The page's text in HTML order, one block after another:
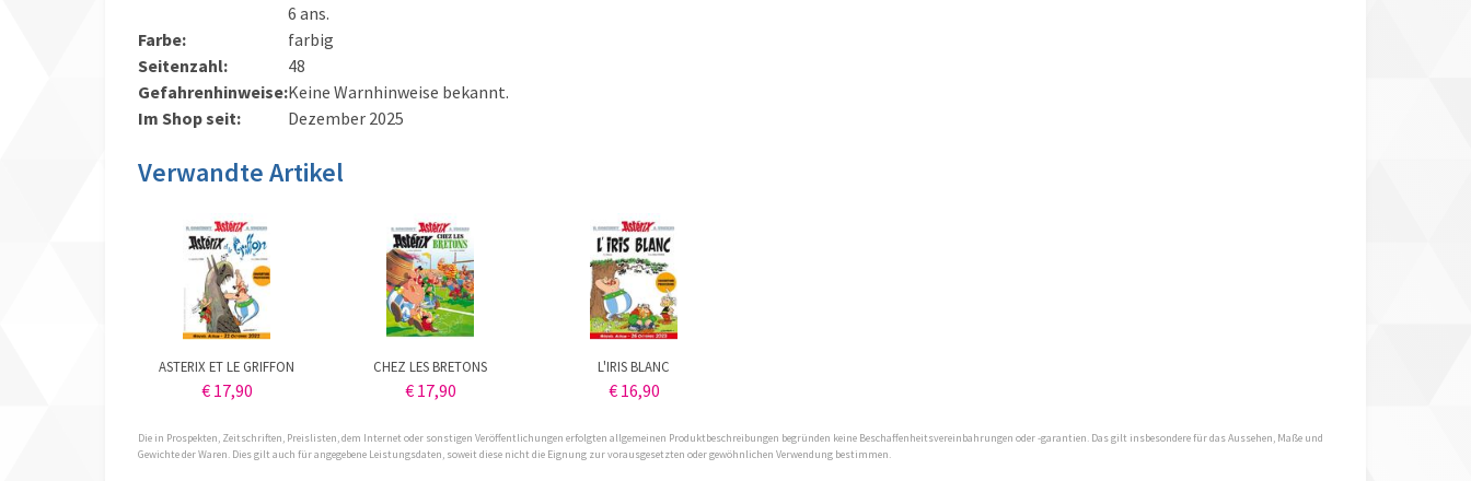
6 ans.
Farbe:
farbig
Seitenzahl:
48
Gefahrenhinweise:Keine Warnhinweise bekannt.
Im Shop seit:
Dezember 2025
Verwandte Artikel
ASTERIX ET LE GRIFFON
€ 17,90
CHEZ LES BRETONS
€ 17,90
L'IRIS BLANC
€ 16,90
Die in Prospekten, Zeitschriften, Preislisten, dem Internet oder sonstigen Veröffentlichungen erfolgten allgemeinen Produktbeschreibungen begründen keine Beschaffenheitsvereinbahrungen oder -garantien. Das gilt insbesondere für das Aussehen, Maße und
Gewichte der Waren. Dies gilt auch für angegebene Leistungsdaten, soweit diese nicht die Eignung zur vorausgesetzten oder gewöhnlichen Verwendung bestimmen.